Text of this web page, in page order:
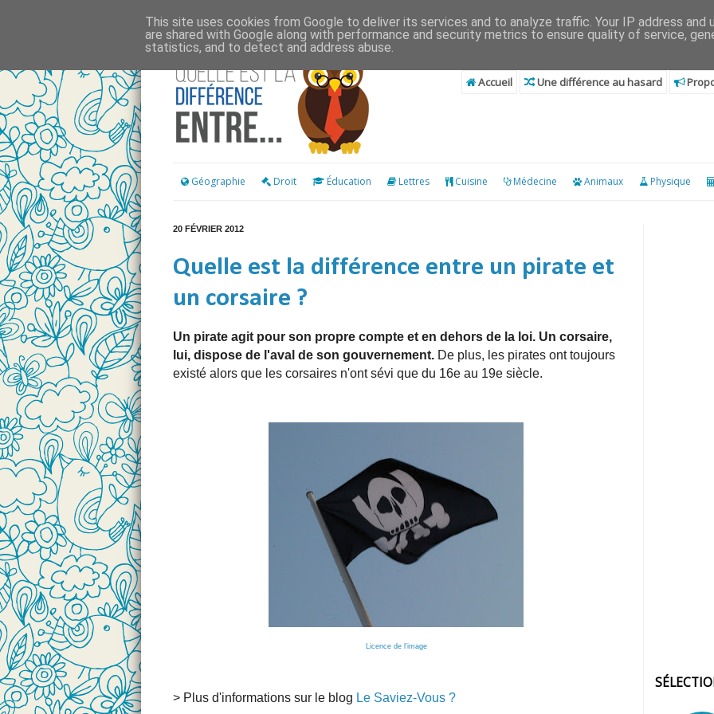
Accueil Une différence au hasard
Géographie Droit Éducation Lettres Cuisine Médecine Animaux Physique
20 FÉVRIER 2012
Quelle est la différence entre un pirate et
un corsaire ?
Un pirate agit pour son propre compte et en dehors de la loi. Un corsaire,
lui, dispose de l'aval de son gouvernement. De plus, l es pirates ont toujours
existé alors que les corsaires n'ont sévi que du 16e au 19e siècle.
Licence de l'image
> Plus d'informations sur le blog Le Saviez-Vous ?
This site uses cookies from Google to deliver its services and to analyze traffic. Your IP address and
are shared with Google along with performance and security metrics to ensure quality of service,
statistics, and to detect and address abuse.